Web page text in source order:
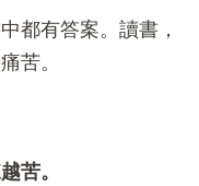
都有答案。讀書，
苦。
苦。